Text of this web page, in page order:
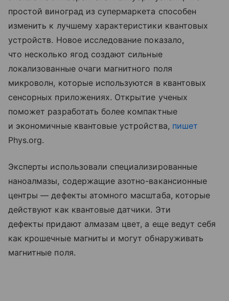
простой виноград из супермаркета способен
изменить к лучшему характеристики квантовых
устройств. Новое исследование показало,
что несколько ягод создают сильные
локализованные очаги магнитного поля
микроволн, которые используются в квантовых
сенсорных приложениях. Открытие ученых
поможет разработать более компактные
и экономичные квантовые устройства, пишет
Phys.org.
Эксперты использовали специализированные
наноалмазы, содержащие азотно-вакансионные
центры — дефекты атомного масштаба, которые
действуют как квантовые датчики. Эти
дефекты придают алмазам цвет, а еще ведут себя
как крошечные магниты и могут обнаруживать
магнитные поля.